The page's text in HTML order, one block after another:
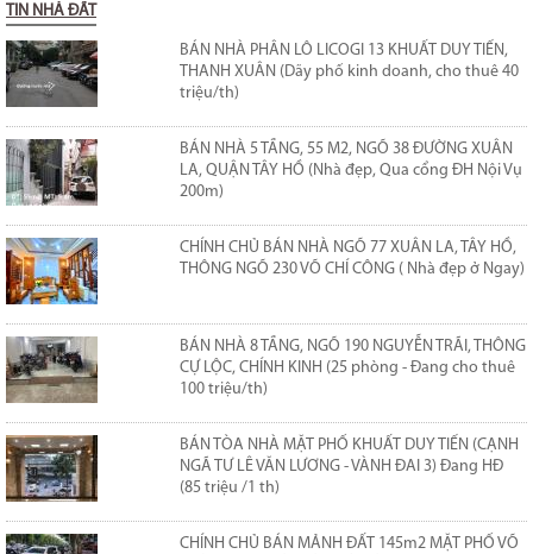
TIN NHÀ ĐẤT
BÁN NHÀ PHÂN LÔ LICOGI 13 KHUẤT DUY TIẾN,
THANH XUÂN (Dãy phố kinh doanh, cho thuê 40
triệu/th)
BÁN NHÀ 5 TẦNG, 55 M2, NGÕ 38 ĐƯỜNG XUÂN
LA, QUẬN TÂY HỒ (Nhà đẹp, Qua cổng ĐH Nội Vụ
200m)
CHÍNH CHỦ BÁN NHÀ NGÕ 77 XUÂN LA, TÂY HỒ,
THÔNG NGÕ 230 VÕ CHÍ CÔNG ( Nhà đẹp ở Ngay)
BÁN NHÀ 8 TẦNG, NGÕ 190 NGUYỄN TRÃI, THÔNG
CỰ LỘC, CHÍNH KINH (25 phòng - Đang cho thuê
100 triệu/th)
BÁN TÒA NHÀ MẶT PHỐ KHUẤT DUY TIẾN (CẠNH
NGÃ TƯ LÊ VĂN LƯƠNG - VÀNH ĐAI 3) Đang HĐ
(85 triệu /1 th)
CHÍNH CHỦ BÁN MẢNH ĐẤT 145m2 MẶT PHỐ VÕ